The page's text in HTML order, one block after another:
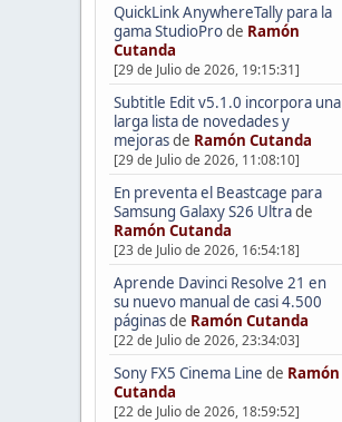
QuickLink AnywhereTally para la
gama StudioProde Ramón
Cutanda
[29 de Julio de 2026, 19:15:31]
Subtitle Edit v5.1.0 incorpora una
larga lista de novedades y
mejorasde Ramón Cutanda
[29 de Julio de 2026, 11:08:10]
En preventa el Beastcage para
Samsung Galaxy S26 Ultrade
Ramón Cutanda
[23 de Julio de 2026, 16:54:18]
Aprende Davinci Resolve 21 en
su nuevo manual de casi 4.500
páginasde Ramón Cutanda
[22 de Julio de 2026, 23:34:03]
Sony FX5 Cinema Line de Ramón
Cutanda
[22 de Julio de 2026, 18:59:52]